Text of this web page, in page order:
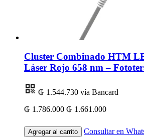
Cluster Combinado HTM
Láser Rojo 658 nm –
₲ 1.544.730 vía Bancard
₲ 1.786.000 ₲ 1.661.000
Agregar al carrito Consultar en